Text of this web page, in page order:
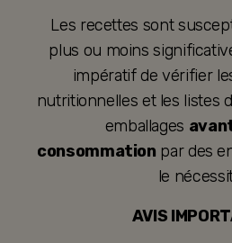
Les recettes sont
plus ou moins
impératif de vérifier
nutritionnelles et les listes
emballages
consommation par des
le
AVIS